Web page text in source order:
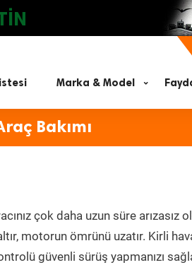
Marka & Model
Bakımı
çok daha uzun süre arızasız
motorun ömrünü uzatır. Kirli
güvenli sürüş yapmanızı